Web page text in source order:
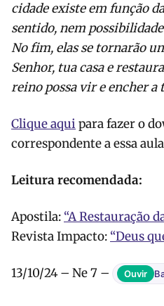
cidade existe em função
sentido, nem
No fim, elas se tornarão
Senhor, tua casa e
reino possa vir e encher a
Clique aqui para fazer o
correspondente a essa
Leitura recomendada:
Apostila: “A Restauração
Revista Impacto: “Deus
13/10/24 – Ne 7 – Ouvir